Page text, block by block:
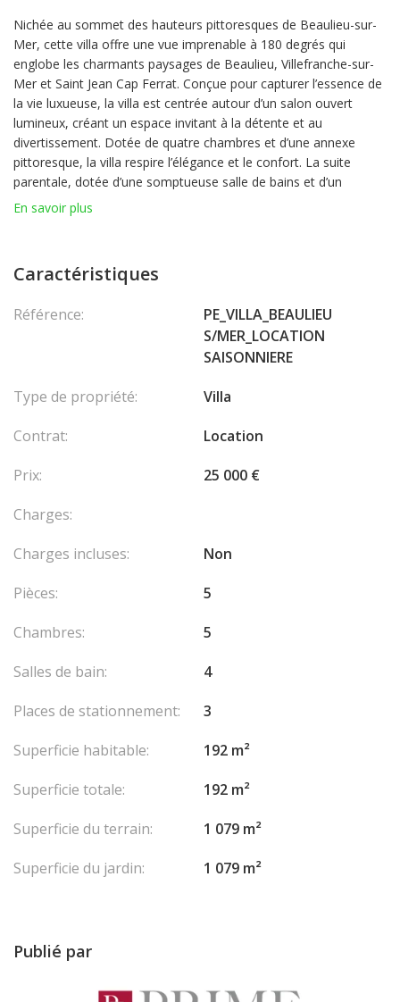
Nichée au sommet des hauteurs pittoresques de Beaulieu-sur-
Mer, cette villa offre une vue imprenable à 180 degrés qui
englobe les charmants paysages de Beaulieu, Villefranche-sur-
Mer et Saint Jean Cap Ferrat. Conçue pour capturer l’essence de
la vie luxueuse, la villa est centrée autour d’un salon ouvert
lumineux, créant un espace invitant à la détente et au
divertissement. Dotée de quatre chambres et d’une annexe
pittoresque, la villa respire l’élégance et le confort. La suite
parentale, dotée d’une somptueuse salle de bains et d’un
dressing spacieux. À l’extérieur, une magnifique piscine à
débordement de 14 mètres vous attend, invitant les résidents à
maison est également équipée d’un hammam, ajoutant une
exquise.
(dont un avec hammam)
Portail motorisé
Mobilier haut de gamme – principalement des meubles
pièce
Les honoraires sont à la charge du vendeur.
En savoir plus
Caractéristiques
Référence:
PE_VILLA_BEAULIEU
S/MER_LOCATION
SAISONNIERE
Type de propriété:
Villa
Contrat:
Location
Prix:
25 000 €
Charges:
Charges incluses:
Non
Pièces:
5
Chambres:
5
Salles de bain:
4
Places de stationnement:
3
Superficie habitable:
192 m²
Superficie totale:
192 m²
Superficie du terrain:
1 079 m²
Superficie du jardin:
1 079 m²
Publié par